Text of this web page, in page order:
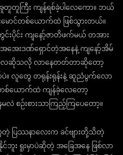
တူတူကြီး ကျန်ရစ်ခဲ့ပါလေကော။ ဘယ်
မောင်တစ်ယောက်ထဲ ဖြစ်သွားတယ်။
းပိုင်း ကျနော့်ဇာတိဖက်မယ် တအား
ေးဒဏ်ရှောင်တဲ့အနေနဲ့ ကျနော့်အိမ်
လဆိုသလို လာနေတတ်တာဆိုတော့
။ လူတွေ တရုန်းရုန်းနဲ့ ဆူညံပွက်လော
တစ်ယောက်ထဲ ကျန်ခဲ့လေတော့
လဲ စဉ်းစားသာကြည့်ကြပေတော့။
ြဿနာလေးက ခင်ဗျားတို့သိတဲ့
း ရူးမှာပဲဆိုတဲ့ အခြေအနေ ဖြစ်လာ